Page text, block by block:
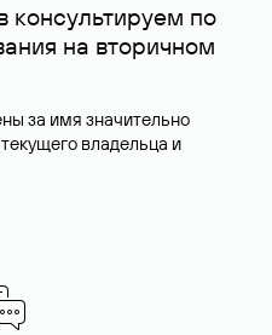
консультируем по
на вторичном
за имя значительно
владельца и